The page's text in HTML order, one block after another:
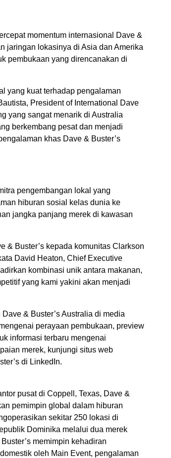
momentum internasional Dave &
jaringan lokasinya di Asia dan Amerika
pembukaan yang direncanakan di
yang kuat terhadap pengalaman
President of International Dave
yang sangat menarik di Australia
berkembang pesat dan menjadi
khas Dave & Buster’s
pengembangan lokal yang
hiburan sosial kelas dunia ke
jangka panjang merek di kawasan
& Buster’s kepada komunitas Clarkson
David Heaton, Chief Executive
kombinasi unik antara makanan,
yang kami yakini akan menjadi
& Buster’s Australia di media
perayaan pembukaan, preview
informasi terbaru mengenai
merek, kunjungi situs web
di LinkedIn.
pusat di Coppell, Texas, Dave &
pemimpin global dalam hiburan
sekitar 250 lokasi di
Dominika melalui dua merek
memimpin kehadiran
oleh Main Event, pengalaman